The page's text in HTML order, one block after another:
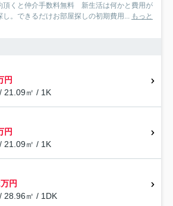
頂くと仲介手数料無料 新生活は何かと費用が
。できるだけお部屋探しの初期費用...
もっと
円
21.09㎡ / 1K
円
21.09㎡ / 1K
円
28.96㎡ / 1DK